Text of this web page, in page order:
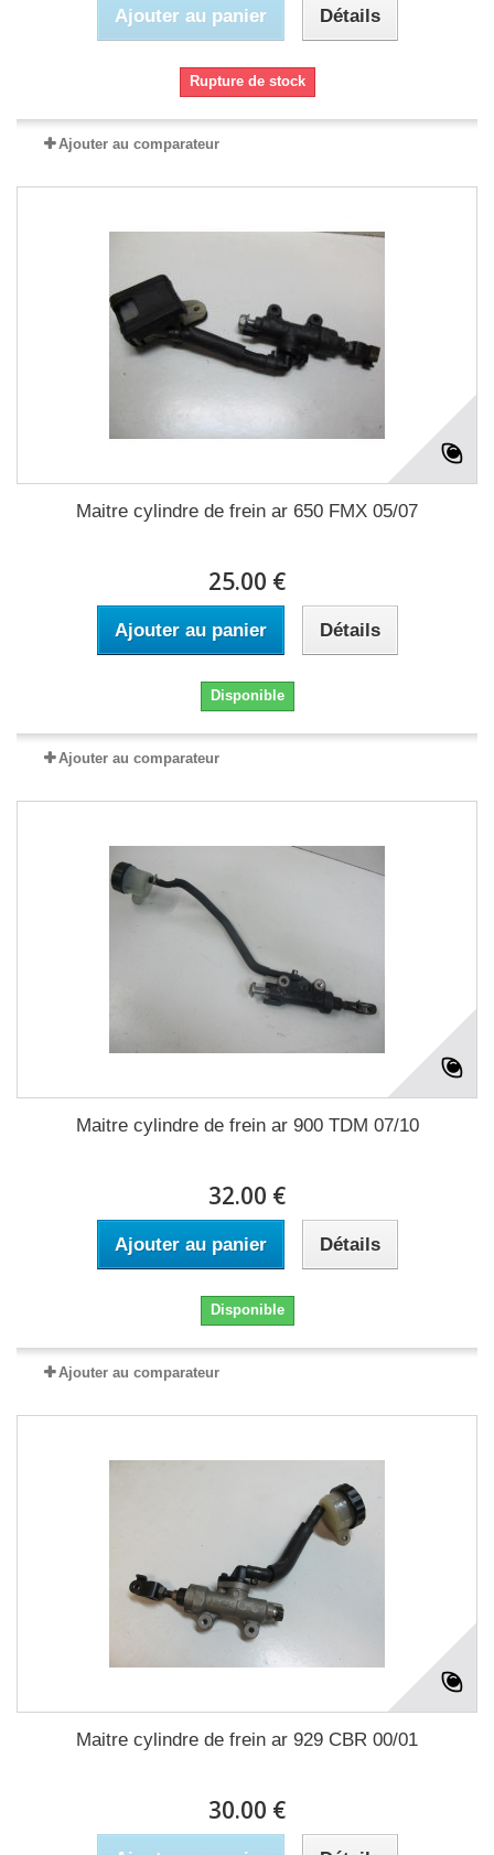
Ajouter au panier Détails
Rupture de stock
Ajouter au comparateur
Maitre cylindre de frein ar 650 FMX 05/07
25.00 €
Ajouter au panier Détails
Disponible
Ajouter au comparateur
Maitre cylindre de frein ar 900 TDM 07/10
32.00 €
Ajouter au panier Détails
Disponible
Ajouter au comparateur
Maitre cylindre de frein ar 929 CBR 00/01
30.00 €